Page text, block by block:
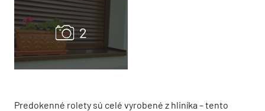
Predokenné rolety sú celé vyrobené z hliníka – tento